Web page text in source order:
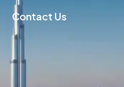
Contact Us